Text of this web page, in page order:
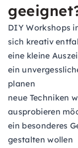
DIY Workshops
sich kreativ
eine kleine
ein
planen
neue Techniken
ausprobieren
ein besonderes
gestalten wollen